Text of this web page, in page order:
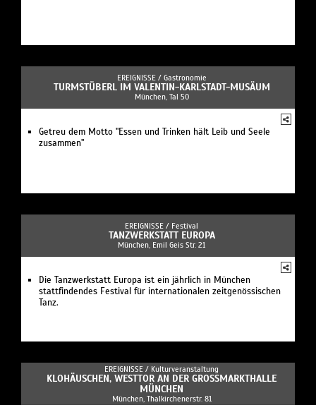
EREIGNISSE / Gastronomie
TURMSTÜBERL IM VALENTIN-KARLSTADT-MUSÄUM
München, Tal 50
Getreu dem Motto "Essen und Trinken hält Leib und Seele
zusammen"
EREIGNISSE / Festival
TANZWERKSTATT EUROPA
München, Emil Geis Str. 21
Die Tanzwerkstatt Europa ist ein jährlich in München
stattfindendes Festival für internationalen zeitgenössischen
Tanz.
EREIGNISSE / Kulturveranstaltung
KLOHÄUSCHEN, WESTTOR AN DER GROSSMARKTHALLE M
ÜNCHEN
München, Thalkirchenerstr. 81